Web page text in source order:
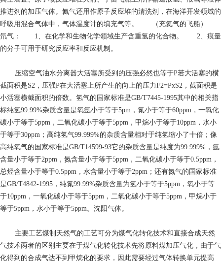
推进剂的加压气体。氦气还用作原子反应堆的清洗剂，在海洋开发领域的
呼吸用混合气体中，气体温度计的填充气等。 （充氦气的飞船）
氘气： 1、在化学和生物化学领域生产含重氢的化合物。 2、痕量
的分子可用于研究反应率和反应机制。
压缩空气油水分离器大活塞所受到的压强必然也等于P若大活塞的横
截面积是S2，压强P在大活塞上所产生的向上的压力F2=PxS2，截面积是
小活塞横截面积的倍数。氢气的国家标准是GB/T7445-1995其中的相关指
标纯氢99.99%杂质含量是氧氩小于等于5pm，氮小于等于60ppm，一氧化
碳小于等于5ppm，二氧化碳小于等于5ppm，甲烷小于等于10ppm，水小
于等于30ppm；高纯氢气99.999%的杂质含量相对于纯氢缩小了十倍；像
高纯氧气的国家标准是GB/T14599-93它的杂质含量是纯度为99.999%，氩
含量小于等于2ppm，氮含量小于等于5ppm，二氧化碳小于等于0.5ppm，
总烃含量小于等于0.5ppm，水含量小于等于2ppm；还有氮气的国家标准
是GB/T4842-1995，纯氮99.99%杂质含量为氢小于等于5ppm，氧小于等
于10ppm，一氧化碳小于等于5ppm，二氧化碳小于等于5ppm，甲烷小于
等于5ppm，水小于等于5ppm。沈阳气体。
主要工艺煤制天然气的工艺可分为煤气化转化技术和直接合成天然
气技术两者的区别主要在于煤气化转化技术先将原料煤加压气化，由于气
化得到的合成气达不到甲烷化的要求，因此需要经过气体转换单元提高